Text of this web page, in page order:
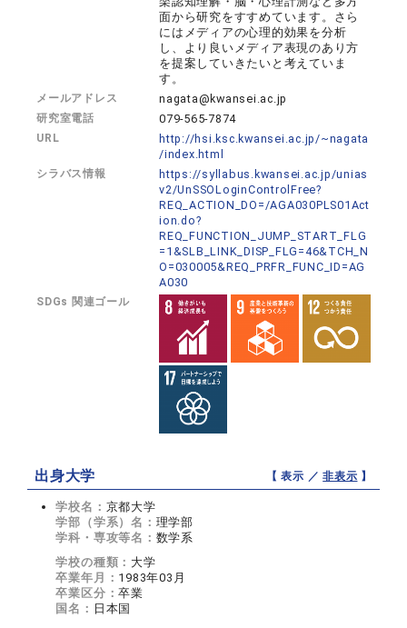
面から研究をすすめています。さら
にはメディアの心理的効果を分析
し、より良いメディア表現のあり方
を提案していきたいと考えていま
す。
メールアドレス nagata@kwansei.ac.jp
研究室電話 079-565-7874
URL
http://hsi.ksc.kwansei.ac.jp/~nagata
/index.html
シラバス情報
https://syllabus.kwansei.ac.jp/unias
v2/UnSSOLoginControlFree?
REQ_ACTION_DO=/AGA030PLS01Act
ion.do?
REQ_FUNCTION_JUMP_START_FLG
=1&SLB_LINK_DISP_FLG=46&TCH_N
O=030005&REQ_PRFR_FUNC_ID=AG
A030
SDGs 関連ゴール
出身大学 【 表示 ／非表示 】
学校名： 京都大学
学部（学系）名： 理学部
学科・専攻等名： 数学系
学校の種類： 大学
卒業年月： 1983年03月
卒業区分：卒業
国名： 日本国